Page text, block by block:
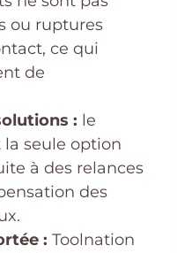
ou ruptures
ce qui
de
: le
seule option
à des relances
des
: Toolnation